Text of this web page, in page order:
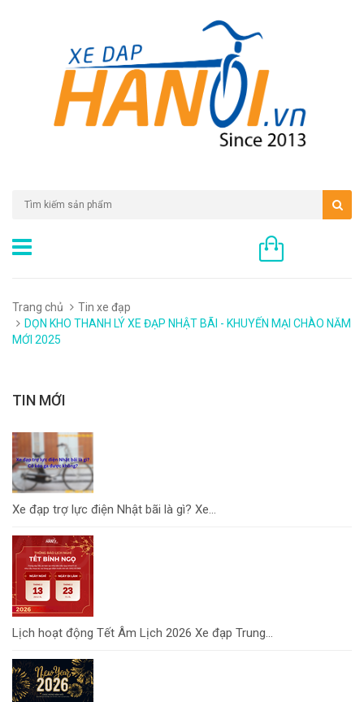
Trang chủ
Tin xe đạp
DỌN KHO THANH LÝ XE ĐẠP NHẬT BÃI - KHUYẾN MẠI CHÀO NĂM
MỚI 2025
TIN MỚI
Xe đạp trợ lực điện Nhật bãi là gì? Xe...
Lịch hoạt động Tết Âm Lịch 2026 Xe đạp Trung...